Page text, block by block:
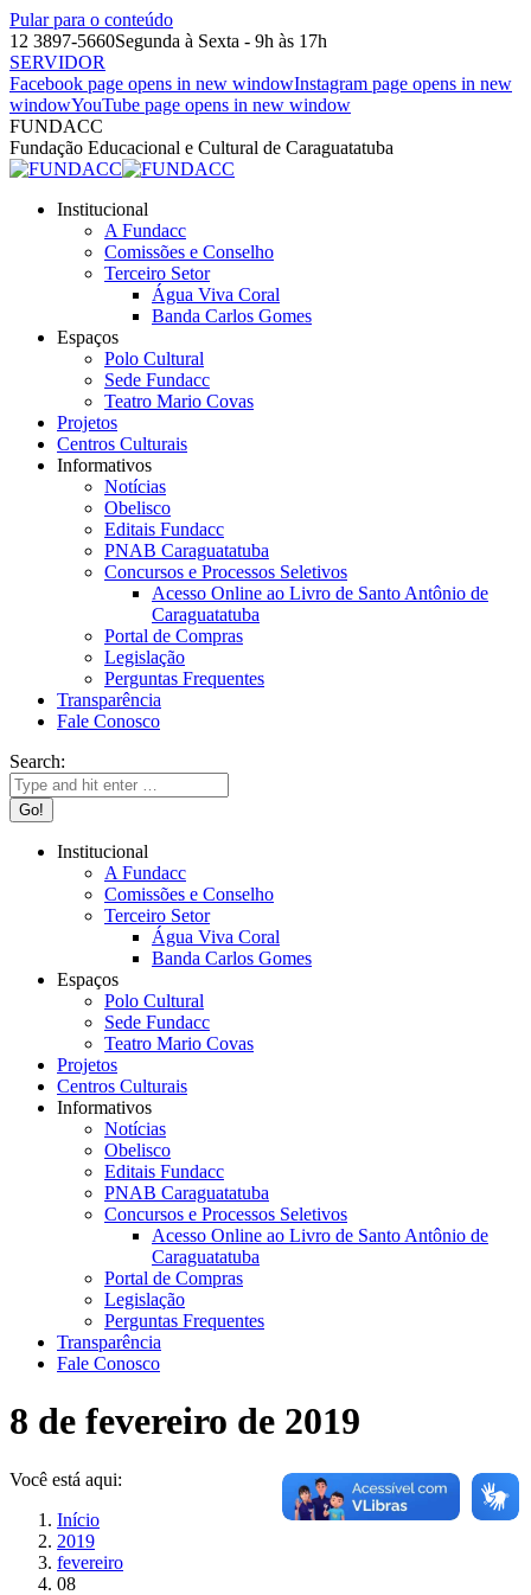
Pular para o conteúdo
12 3897-5660Segunda à Sexta - 9h às 17h
SERVIDOR
Facebook page opens in new windowInstagram page opens in new
windowYouTube page opens in new window
FUNDACC
Fundação Educacional e Cultural de Caraguatatuba
Institucional
A Fundacc
Comissões e Conselho
Terceiro Setor
Água Viva Coral
Banda Carlos Gomes
Espaços
Polo Cultural
Sede Fundacc
Teatro Mario Covas
Projetos
Centros Culturais
Informativos
Notícias
Obelisco
Editais Fundacc
PNAB Caraguatatuba
Concursos e Processos Seletivos
Acesso Online ao Livro de Santo Antônio de
Caraguatatuba
Portal de Compras
Legislação
Perguntas Frequentes
Transparência
Fale Conosco
Search:
Institucional
A Fundacc
Comissões e Conselho
Terceiro Setor
Água Viva Coral
Banda Carlos Gomes
Espaços
Polo Cultural
Sede Fundacc
Teatro Mario Covas
Projetos
Centros Culturais
Informativos
Notícias
Obelisco
Editais Fundacc
PNAB Caraguatatuba
Concursos e Processos Seletivos
Acesso Online ao Livro de Santo Antônio de
Caraguatatuba
Portal de Compras
Legislação
Perguntas Frequentes
Transparência
Fale Conosco
8 de fevereiro de 2019
Você está aqui:
Início
2019
fevereiro
08